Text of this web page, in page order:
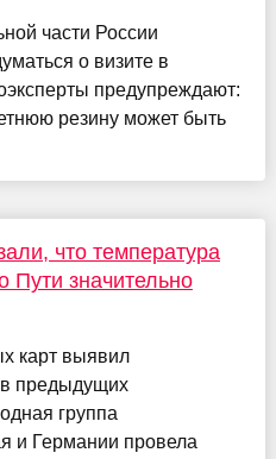
части России
о визите в
предупреждают:
резину может быть
что температура
Пути значительно
карт выявил
в предыдущих
группа
и Германии провела